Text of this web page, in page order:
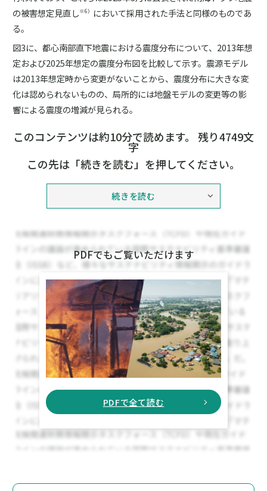
の被害想定見直し※6）
において採用された手法と同様のものであ
る。
図3に、都心南部直下地震における震度分布について、2013年想
定および2025年想定の震度分布図を比較して示す。震源モデル
は2013年想定時から変更がないことから、震度分布に大きな変
化は認められないものの、局所的には地盤モデルの変更等の影
響による震度の増減が見られる。
このコンテンツは約10分で読めます。 残り4749文
字
この先は「続きを読む」を押してください。
続きを読む
PDFでもご覧いただけます
PDFで全て読む